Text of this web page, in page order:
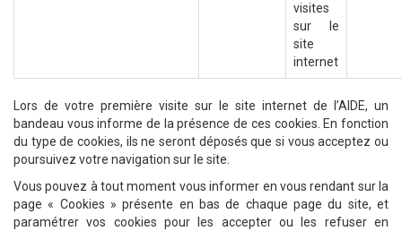
visites
sur le
site
internet
Lors de votre première visite sur le site internet de l’AIDE, un
bandeau vous informe de la présence de ces cookies. En fonction
du type de cookies, ils ne seront déposés que si vous acceptez ou
poursuivez votre navigation sur le site.
Vous pouvez à tout moment vous informer en vous rendant sur la
page « Cookies » présente en bas de chaque page du site, et
paramétrer vos cookies pour les accepter ou les refuser en